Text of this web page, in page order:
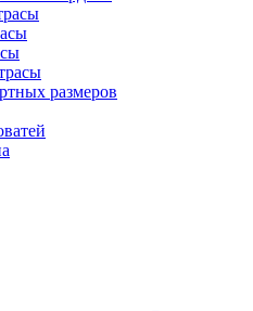
размеров